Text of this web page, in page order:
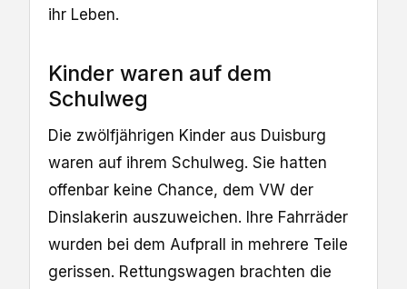
ihr Leben.
Kinder waren auf dem
Schulweg
Die zwölfjährigen Kinder aus Duisburg
waren auf ihrem Schulweg. Sie hatten
offenbar keine Chance, dem VW der
Dinslakerin auszuweichen. Ihre Fahrräder
wurden bei dem Aufprall in mehrere Teile
gerissen. Rettungswagen brachten die